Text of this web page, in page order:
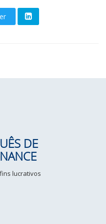
DE
lucrativos